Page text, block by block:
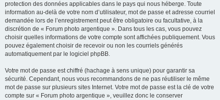
protection des données applicables dans le pays qui nous héberge. Toute
information au-delà de votre nom d’utilisateur, mot de passe et adresse courriel
demandée lors de l’enregistrement peut être obligatoire ou facultative, à la
discrétion de « Forum photo argentique ». Dans tous les cas, vous pouvez
choisir quelles informations de votre compte sont affichées publiquement. Vous
pouvez également choisir de recevoir ou non les courriels générés
automatiquement par le logiciel phpBB.
Votre mot de passe est chiffré (hachage à sens unique) pour garantir sa
sécurité. Cependant, nous vous recommandons de ne pas réutiliser le même
mot de passe sur plusieurs sites Internet. Votre mot de passe est la clé de votre
compte sur « Forum photo argentique », veuillez donc le conserver